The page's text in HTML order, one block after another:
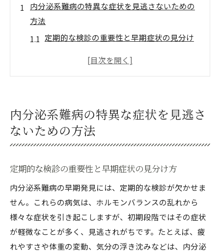
内分泌系難病の特異な症状を見逃さないための
方法
定期的な検診の重要性と早期症状の見分け
身体のサインに敏感になるためのライフス
の紹介
医療機関への適切な相談タイミングを知る
家族や友人と情報を共有するメリット
内分泌系に特化した健康管理アプリの活用
ホルモンバランスの乱れが体に及ぼす具体
的な影響
内分泌系難病の特異な症状を見逃さ
ないための方法
定期的な検診の重要性と早期症状の見分け方
内分泌系難病の早期発見には、定期的な検診が欠かせま
せん。これらの病気は、ホルモンバランスの乱れから
様々な症状を引き起こしますが、初期段階ではその症状
が軽微なことが多く、見逃されがちです。たとえば、疲
れやすさや体重の変動、気分の浮き沈みなどは、内分泌